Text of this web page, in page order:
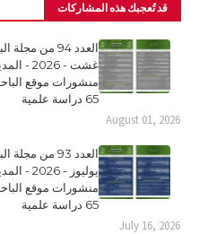
قد تُعجبك هذه المشاركات
العدد 94 من
غشت -
منشورات موقع
65 دراسة علمية
August 01, 2026
العدد 93 من
يوليوز
منشورات موقع
65 دراسة علمية
July 16, 2026